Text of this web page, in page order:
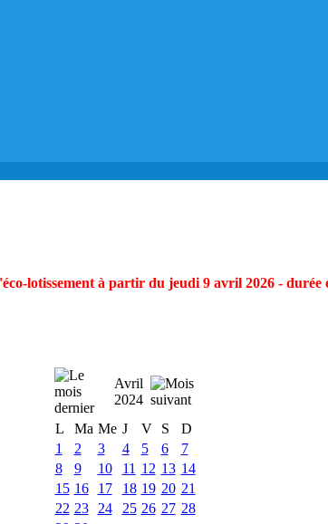
lotissement à partir du jeudi 9 avril 2026 - durée
Avril
2024
L
Ma Me J V S
D
1
2 3 4 5 6
7
8
9 10 11 12 13 14
15 16 17 18 19 20 21
22 23 24 25 26 27 28